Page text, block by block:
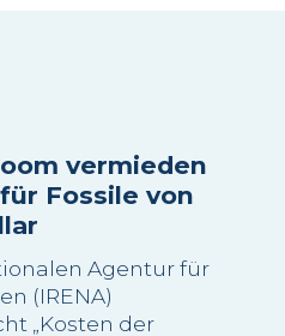
vermieden
Fossile von
Agentur für
(IRENA)
„Kosten der